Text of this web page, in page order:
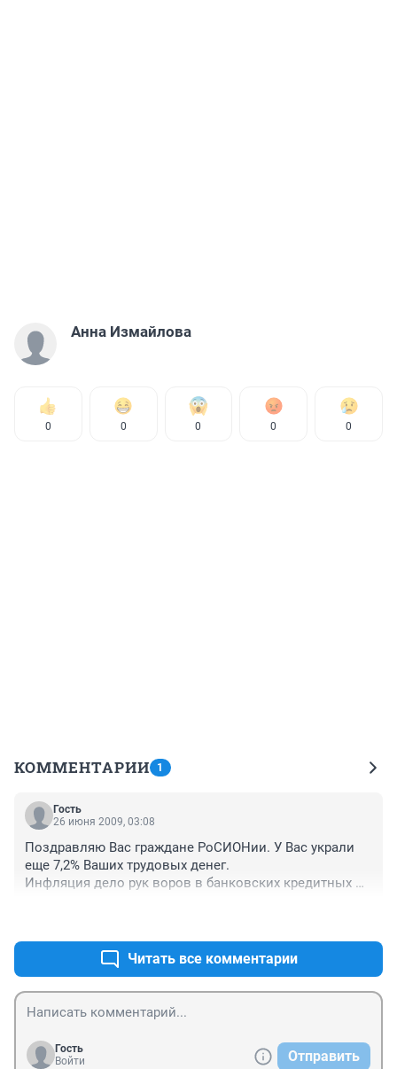
Анна Измайлова
0 0 0 0 0
КОММЕНТАРИИ 1
Гость
26 июня 2009, 03:08
Поздравляю Вас граждане РоСИОНии. У Вас украли
еще 7,2% Ваших трудовых денег.
Инфляция дело рук воров в банковских кредитных
Читать все комментарии
Гость
Войти
Отправить